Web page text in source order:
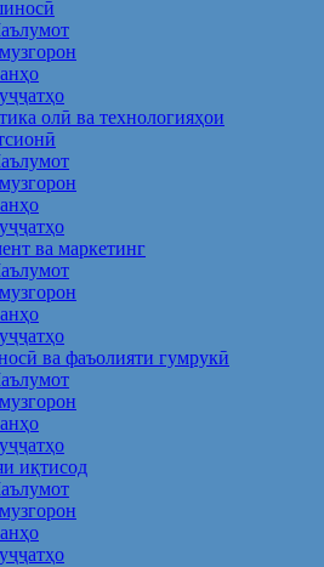
олӣ ва технологияҳои
ва маркетинг
ва фаъолияти гумрукӣ
иқтисод